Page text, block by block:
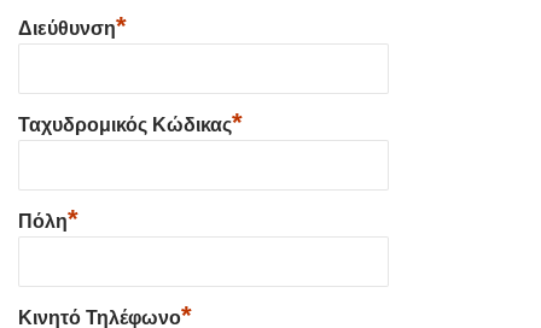
Διεύθυνση*
Ταχυδρομικός Κώδικας*
Πόλη*
Κινητό Τηλέφωνο*